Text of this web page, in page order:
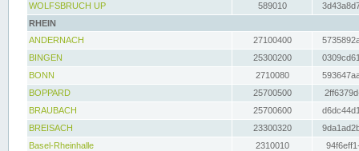
WOLFSBRUCH UP
589010
RHEIN
ANDERNACH
27100400
BINGEN
25300200
BONN
2710080
BOPPARD
25700500
BRAUBACH
25700600
BREISACH
23300320
Basel-Rheinhalle
2310010